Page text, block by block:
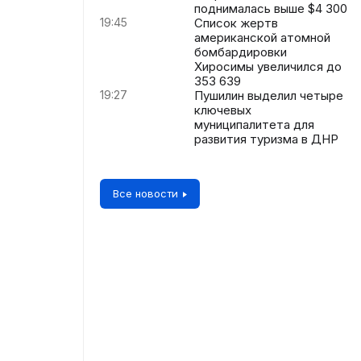
поднималась выше $4 300
19:45
Список жертв
американской атомной
бомбардировки
Хиросимы увеличился до
353 639
19:27
Пушилин выделил четыре
ключевых
муниципалитета для
развития туризма в ДНР
Все новости